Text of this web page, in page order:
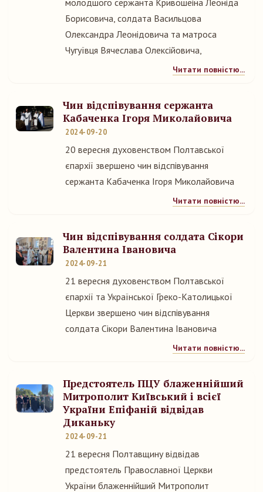
молодшого сержанта Кривошеіна Леоніда
Борисовича, солдата Васильцова
Олександра Леонідовича та матроса
Чугуївця Вячеслава Олексійовича,
Читати повністю...
Чин відспівування сержанта
Кабаченка Ігоря Миколайовича
2024-09-20
20 вересня духовенством Полтавської
єпархії звершено чин відспівування
сержанта Кабаченка Ігоря Миколайовича
Читати повністю...
Чин відспівування солдата Сікори
Валентина Івановича
2024-09-21
21 вересня духовенством Полтавської
єпархії та Української Греко-Католицької
Церкви звершено чин відспівування
солдата Сікори Валентина Івановича
Читати повністю...
Предстоятель ПЦУ блаженнійший
Митрополит Київський і всієї
України Епіфаній відвідав
Диканьку
2024-09-21
21 вересня Полтавщину відвідав
предстоятель Православної Церкви
України блаженнійший Митрополит